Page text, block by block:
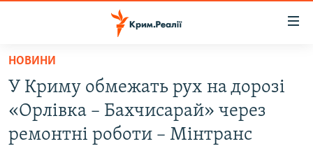
Перейти
основного
матеріалу
Перейти
до
ВОДА.КРИМ
ВІДЕО ТА ФОТО
НОВИНИ
У Криму обмежать рух на дорозі
«Орлівка – Бахчисарай» через
ремонтні роботи – Мінтранс